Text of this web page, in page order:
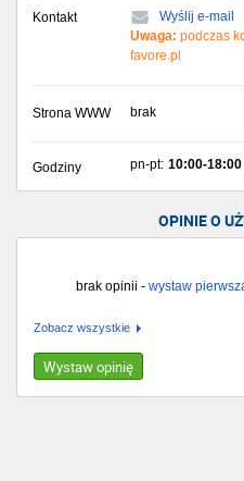
Kontakt
Wyślij e-mail
Uwaga: podczas
favore.pl
Strona WWW brak
Godziny pn-pt: 10:00-18:00
OPINIE O
brak opinii - wystaw
Zobacz wszystkie
Wystaw opinię